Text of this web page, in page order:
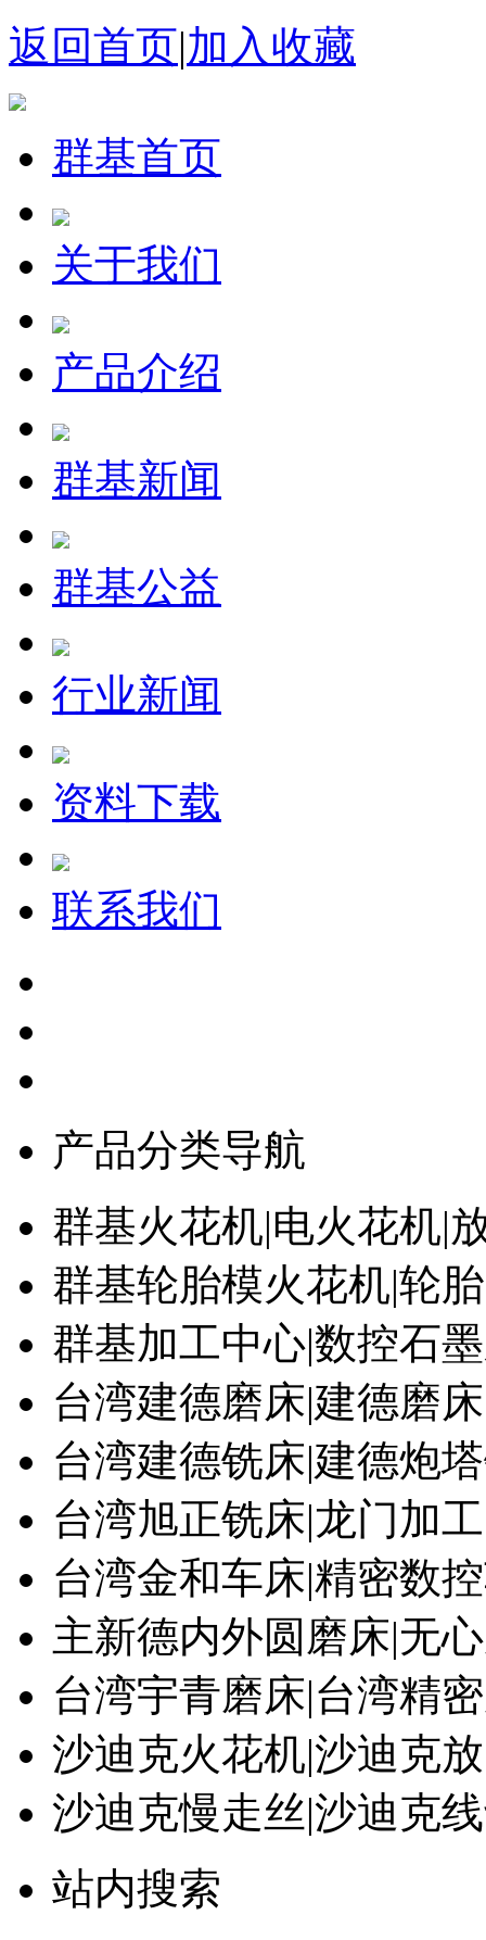
返回首页|加入收藏
群基首页
关于我们
产品介绍
群基新闻
群基公益
行业新闻
资料下载
联系我们
产品分类导航
群基火花机|电火花机|
群基轮胎模火花机|轮
群基加工中心|数控石
台湾建德磨床|建德磨
台湾建德铣床|建德炮
台湾旭正铣床|龙门加
台湾金和车床|精密数
主新德内外圆磨床|无
台湾宇青磨床|台湾精
沙迪克火花机|沙迪克
沙迪克慢走丝|沙迪克
站内搜索